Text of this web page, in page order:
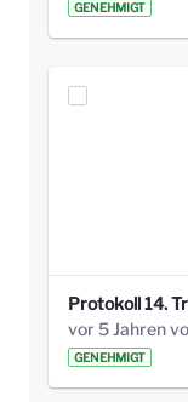
GENEHMIGT
GENEHMIGT